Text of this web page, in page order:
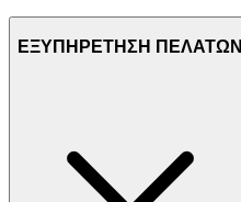
ΕΞΥΠΗΡΕΤΗΣΗ ΠΕΛΑΤΩΝ